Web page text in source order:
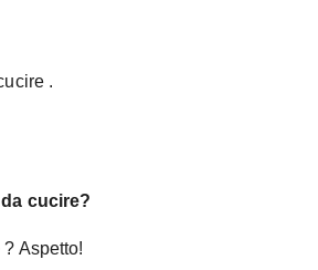
.
cucire?
? Aspetto!